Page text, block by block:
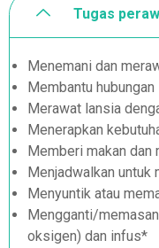
Tugas
Menemani dan
Membantu
Merawat lansia
Menerapkan
Memberi makan dan
Menjadwalkan untuk
Menyuntik atau
Mengganti/
oksigen) dan infus*